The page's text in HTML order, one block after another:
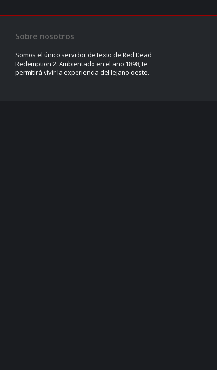
Sobre nosotros
Somos el único servidor de texto de Red Dead
Redemption 2. Ambientado en el año 1898, te
permitirá vivir la experiencia del lejano oeste.